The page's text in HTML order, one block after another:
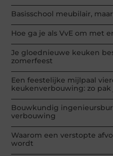
Basisschool meubilair,
Hoe ga je als VvE om met
Je gloednieuwe keuken
zomerfeest
Een feestelijke mijlpaal
keukenverbouwing: zo pak
Bouwkundig
verbouwing
Waarom een verstopte
wordt